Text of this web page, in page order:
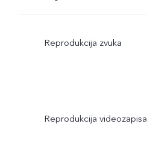
Reprodukcija zvuka
Reprodukcija videozapisa